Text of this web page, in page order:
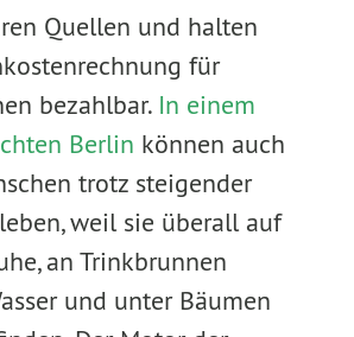
Quellen und halten
für
bezahlbar. In einem
Berlin können auch
trotz steigender
weil sie überall auf
an Trinkbrunnen
und unter Bäumen